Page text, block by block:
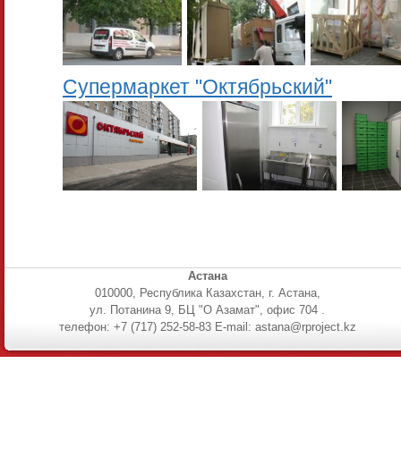
Супермаркет "Октябрьский"
Астана
010000, Республика Казахстан, г. Астана,
ул. Потанина 9, БЦ "О Азамат", офис 704 .
телефон: +7 (717) 252-58-83 E-mail: astana@rproject.kz